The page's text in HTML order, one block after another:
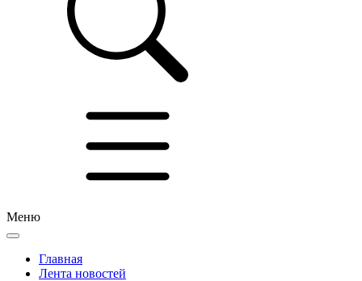
Меню
Главная
Лента новостей